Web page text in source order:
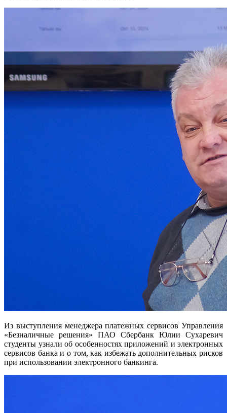
Из выступления менеджера платежных сервисов Управления
«Безналичные решения» ПАО Сбербанк Юлии Сухаревич
студенты узнали об особенностях приложений и электронных
сервисов банка и о том, как избежать дополнительных рисков
при использовании электронного банкинга.